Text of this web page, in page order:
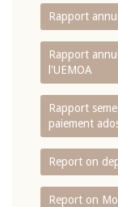
Rapport
Rapport
l'UEMOA
Rapport
paiement
Report on
Report on